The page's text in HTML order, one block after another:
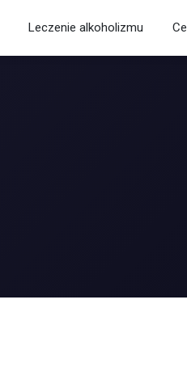
Leczenie alkoholizmu